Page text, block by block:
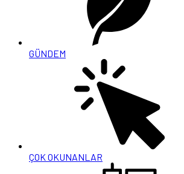
GÜNDEM
ÇOK OKUNANLAR